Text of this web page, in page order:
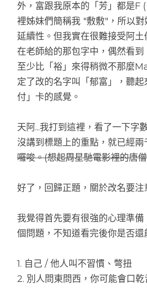
外，富跟我原本的「芳」都是F
裡姊妹們簡稱我 "敷敷"，所以
延續性。但我實在很難接受阿
在老師給的那包字中，偶然看到
至少比「裕」來得稍微不那麼
定了改的名字叫「郁富」，聽起
付」卡的感覺。
天阿...我打到這裡，看了一下字
沒講到標題上的重點，就已經兩
囉唆。(想起周星馳電影裡的唐
好了，回歸正題，關於改名要注
我覺得首先要有很強的心理準
個問題，不知道看完後你是否還
1. 自己 / 他人叫不習慣、彆扭
2. 別人問東問西，你可能會口乾